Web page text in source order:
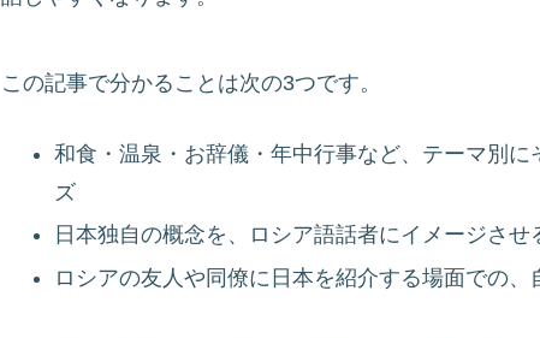
この記事で分かることは次の3つです。
和食・温泉・お辞儀・年中行事など、テーマ別
ズ
日本独自の概念を、ロシア語話者にイメージさせ
ロシアの友人や同僚に日本を紹介する場面での、